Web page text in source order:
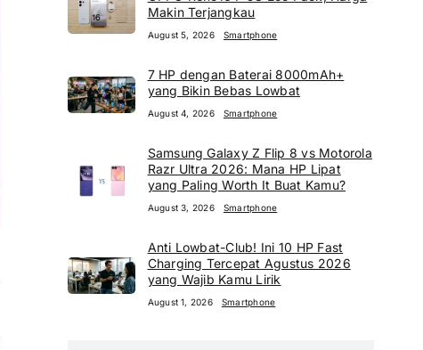
Makin Terjangkau
August 5, 2026 Smartphone
7 HP dengan Baterai 8000mAh+
yang Bikin Bebas Lowbat
August 4, 2026 Smartphone
Samsung Galaxy Z Flip 8 vs Motorola
Razr Ultra 2026: Mana HP Lipat
yang Paling Worth It Buat Kamu?
August 3, 2026 Smartphone
Anti Lowbat-Club! Ini 10 HP Fast
Charging Tercepat Agustus 2026
yang Wajib Kamu Lirik
August 1, 2026 Smartphone